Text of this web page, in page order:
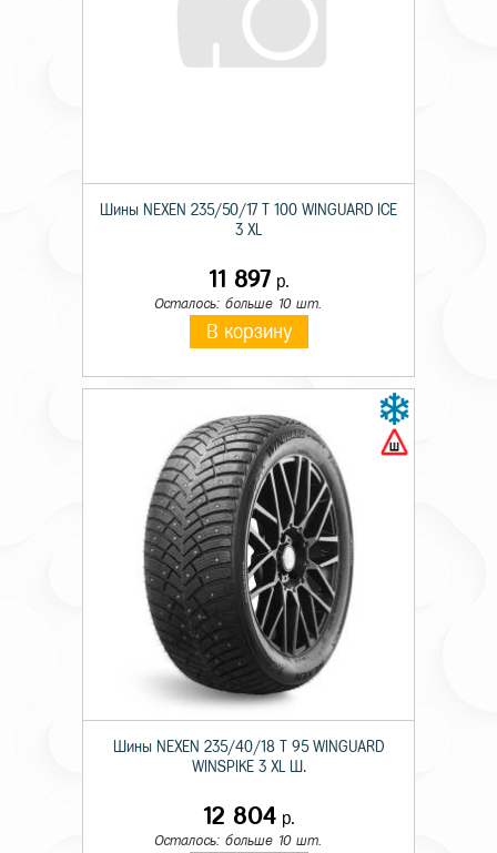
Шины NEXEN 235/50/17 T 100 WINGUARD ICE
3 XL
11 897 р.
Осталось: больше 10 шт.
В корзину
Шины NEXEN 235/40/18 T 95 WINGUARD
WINSPIKE 3 XL Ш.
12 804р.
Осталось: больше 10 шт.